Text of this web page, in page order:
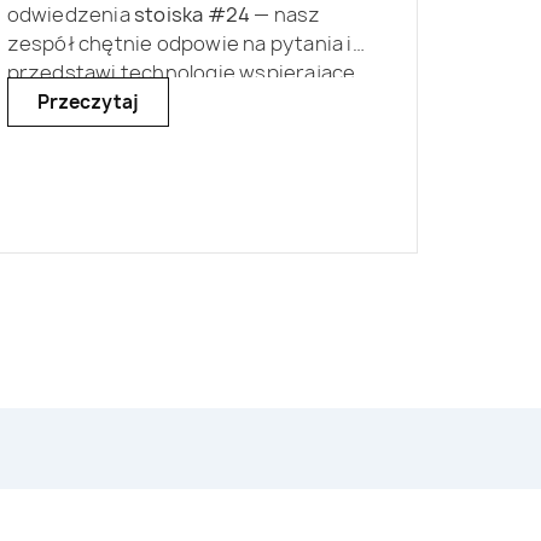
odwiedzeniastoiska #24 — nasz
zespół chętnie odpowie na pytania i
przedstawi technologie wspierające
realizację projektów związanych z
pomiarami hałasu i drgań.
Przeczytaj